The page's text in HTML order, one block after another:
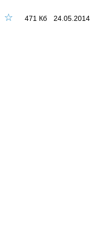
☆ 24.05.2014
471 Кб